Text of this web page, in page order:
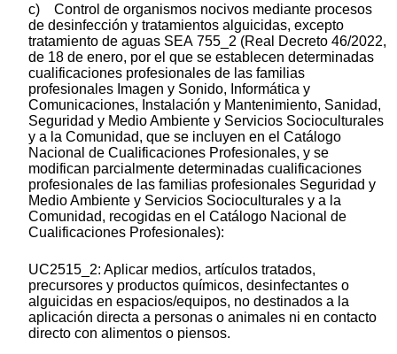
c) Control de organismos nocivos mediante procesos
de desinfección y tratamientos alguicidas, excepto
tratamiento de aguas SEA 755_2 (Real Decreto 46/2022,
de 18 de enero, por el que se establecen determinadas
cualificaciones profesionales de las familias
profesionales Imagen y Sonido, Informática y
Comunicaciones, Instalación y Mantenimiento, Sanidad,
Seguridad y Medio Ambiente y Servicios Socioculturales
y a la Comunidad, que se incluyen en el Catálogo
Nacional de Cualificaciones Profesionales, y se
modifican parcialmente determinadas cualificaciones
profesionales de las familias profesionales Seguridad y
Medio Ambiente y Servicios Socioculturales y a la
Comunidad, recogidas en el Catálogo Nacional de
Cualificaciones Profesionales):
UC2515_2: Aplicar medios, artículos tratados,
precursores y productos químicos, desinfectantes o
alguicidas en espacios/equipos, no destinados a la
aplicación directa a personas o animales ni en contacto
directo con alimentos o piensos.